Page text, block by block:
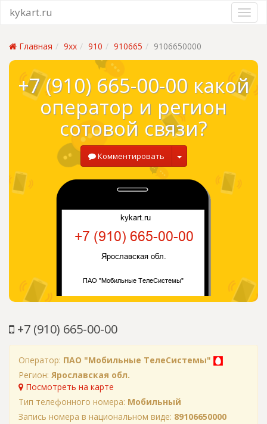
kykart.ru
Главная 9xx 910 910665 9106650000
+7 (910) 665-00-00 какой
оператор и регион
сотовой связи?
Комментировать
+7 (910) 665-00-00
Оператор: ПАО "Мобильные ТелеСистемы"
Регион: Ярославская обл.
Посмотреть на карте
Тип телефонного номера: Мобильный
Запись номера в национальном виде: 89106650000